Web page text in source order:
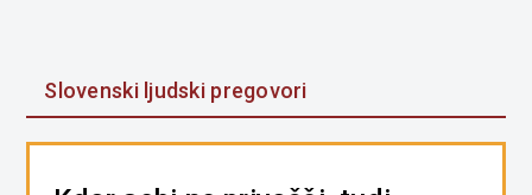
Slovenski ljudski pregovori